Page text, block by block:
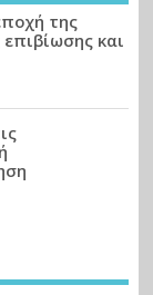
της
και